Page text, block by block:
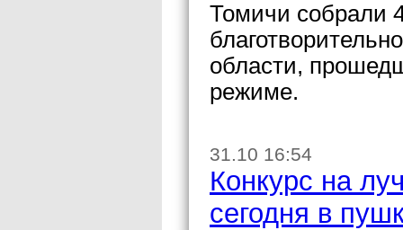
Томичи собрали
области,
режиме.
31.10 16:54
Конкурс на
сегодня в